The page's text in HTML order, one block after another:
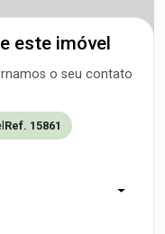
este imóvel
o seu contato
Ref. 15861